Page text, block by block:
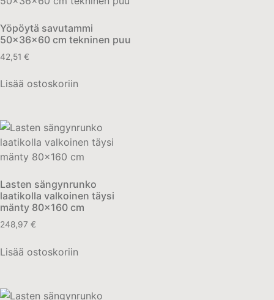
Yöpöytä savutammi
50x36x60 cm tekninen puu
42,51 €
Lisää ostoskoriin
Lasten sängynrunko
laatikolla valkoinen täysi
mänty 80×160 cm
248,97 €
Lisää ostoskoriin